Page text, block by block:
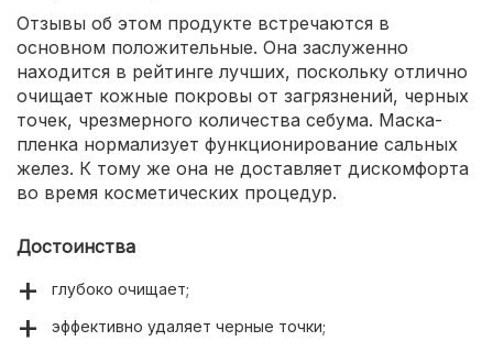
Отзывы об этом продукте встречаются в
основном положительные. Она заслуженно
находится в рейтинге лучших, поскольку отлично
очищает кожные покровы от загрязнений, черных
точек, чрезмерного количества себума. Маска-
пленка нормализует функционирование сальных
желез. К тому же она не доставляет дискомфорта
во время косметических процедур.
Достоинства
глубоко очищает;
эффективно удаляет черные точки;